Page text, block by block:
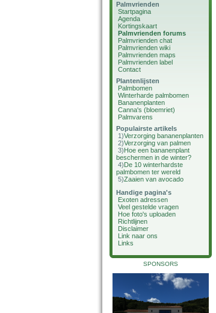
Palmvrienden
Startpagina
Agenda
Kortingskaart
Palmvrienden forums
Palmvrienden chat
Palmvrienden wiki
Palmvrienden maps
Palmvrienden label
Contact
Plantenlijsten
Palmbomen
Winterharde palmbomen
Bananenplanten
Canna's (bloemriet)
Palmvarens
Populairste artikels
1)Verzorging bananenplanten
2)Verzorging van palmen
3)Hoe een bananenplant
beschermen in de winter?
4)De 10 winterhardste
palmbomen ter wereld
5)Zaaien van avocado
Handige pagina's
Exoten adressen
Veel gestelde vragen
Hoe foto's uploaden
Richtlijnen
Disclaimer
Link naar ons
Links
SPONSORS